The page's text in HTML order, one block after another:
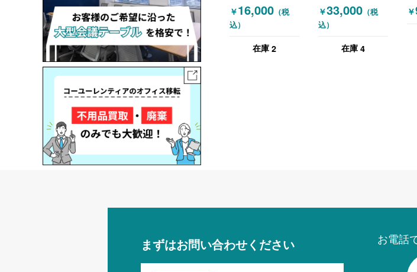
￥16,000 （税
込）
在庫 2
器 エアーリア
30W タイプ ホワ
￥33,000（税
込）
在庫 4
￥
まずはお問い合わせください お電話